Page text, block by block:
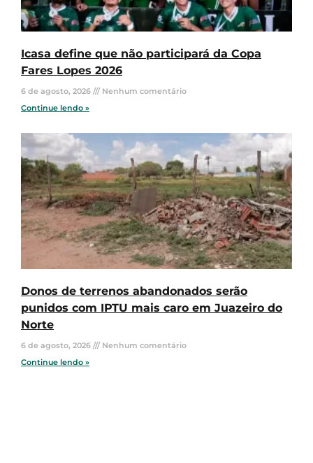
Icasa define que não participará da Copa
Fares Lopes 2026
6 de agosto, 2026
Nenhum comentário
Continue lendo »
Donos de terrenos abandonados serão
punidos com IPTU mais caro em Juazeiro do
Norte
6 de agosto, 2026
Nenhum comentário
Continue lendo »